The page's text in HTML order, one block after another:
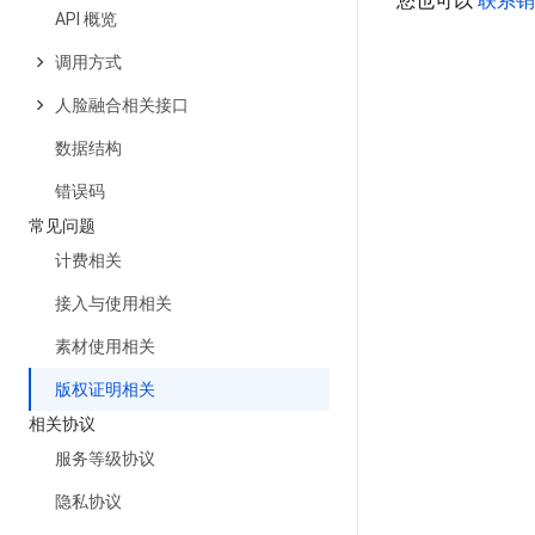
API 概览
调用方式
人脸融合相关接口
数据结构
错误码
常见问题
计费相关
接入与使用相关
素材使用相关
版权证明相关
相关协议
服务等级协议
隐私协议